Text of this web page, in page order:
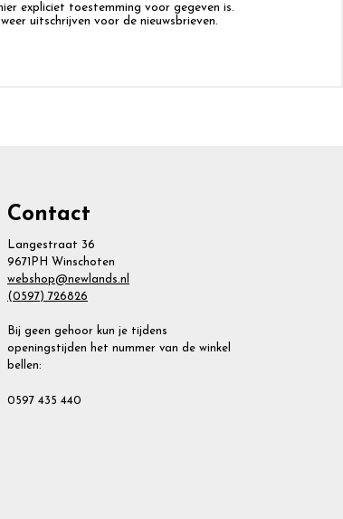
expliciet toestemming voor gegeven is.
uitschrijven voor de nieuwsbrieven.
Contact
Langestraat 36
9671PH Winschoten
webshop@newlands.nl
(0597) 726826
Bij geen gehoor kun je tijdens
openingstijden het nummer van de winkel
bellen:
0597 435 440